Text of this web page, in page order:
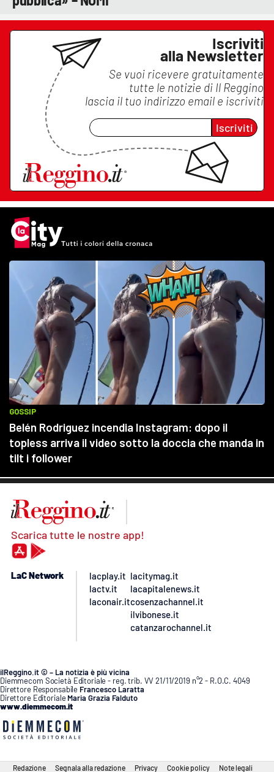
Iscriviti
alla Newsletter
Se vuoi ricevere gratuitamente
tutte le notizie di Il Reggino
lascia il tuo indirizzo email e iscriviti
Iscriviti
Scarica tutte le nostre app!
LaC Network
lacplay.it
lactv.it
laconair.it
lacitymag.it
lacapitalenews.it
cosenzachannel.it
ilvibonese.it
catanzarochannel.it
ilReggino.it © – La notizia è più vicina
Diemmecom Società Editoriale - reg. trib. VV 21/11/2019 n°2 - R.O.C. 4049
Direttore Responsabile Francesco Laratta
Direttore Editoriale Maria Grazia Falduto
www.diemmecom.it
Redazione Segnala alla redazione Privacy Cookie policy Note legali